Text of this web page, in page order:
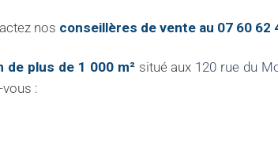
nos conseillères de vente au 07 60 62
de plus de 1 000 m² situé aux 120 rue du
: